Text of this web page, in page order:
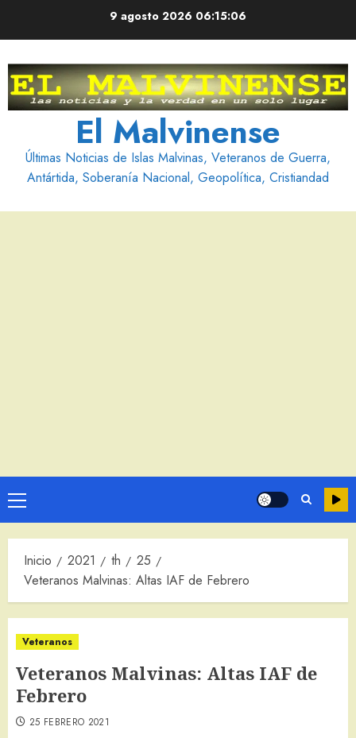
9 agosto 2026 06:15:07
El Malvinense
Últimas Noticias de Islas Malvinas, Veteranos de Guerra,
Antártida, Soberanía Nacional, Geopolítica, Cristiandad
Menú
principal
Inicio 2021 th
25
Veteranos Malvinas: Altas IAF de Febrero
Veteranos
Veteranos Malvinas: Altas IAF de
Febrero
25 FEBRERO 2021